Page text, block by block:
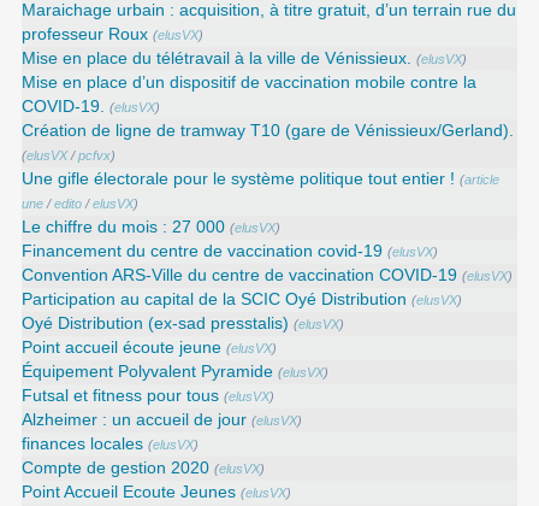
Maraichage urbain : acquisition, à titre gratuit, d’un terrain rue du
professeur Roux (elusVX)
Mise en place du télétravail à la ville de Vénissieux. (elusVX)
Mise en place d’un dispositif de vaccination mobile contre la
COVID-19. (elusVX)
Création de ligne de tramway T10 (gare de Vénissieux/Gerland).
(elusVX/pcfvx)
Une gifle électorale pour le système politique tout entier ! (article
une /edito /elusVX)
Le chiffre du mois : 27 000 (elusVX)
Financement du centre de vaccination covid-19 (elusVX)
Convention ARS‑Ville du centre de vaccination COVID‑19 (elusVX)
Participation au capital de la SCIC Oyé Distribution (elusVX)
Oyé Distribution (ex-sad presstalis) (elusVX)
Point accueil écoute jeune (elusVX)
Équipement Polyvalent Pyramide (elusVX)
Futsal et fitness pour tous (elusVX)
Alzheimer : un accueil de jour (elusVX)
finances locales (elusVX)
Compte de gestion 2020 (elusVX)
Point Accueil Ecoute Jeunes (elusVX)